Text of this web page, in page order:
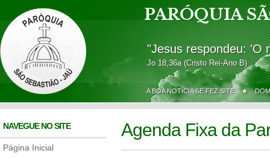
PARÓQUIA
"Jesus respondeu: 'O
Jo 18,36a (Cristo Rei-Ano B)
A BOA NOTÍCIA SE FEZ SITE ★
NAVEGUE NO SITE
Página Inicial
Agenda Fixa da